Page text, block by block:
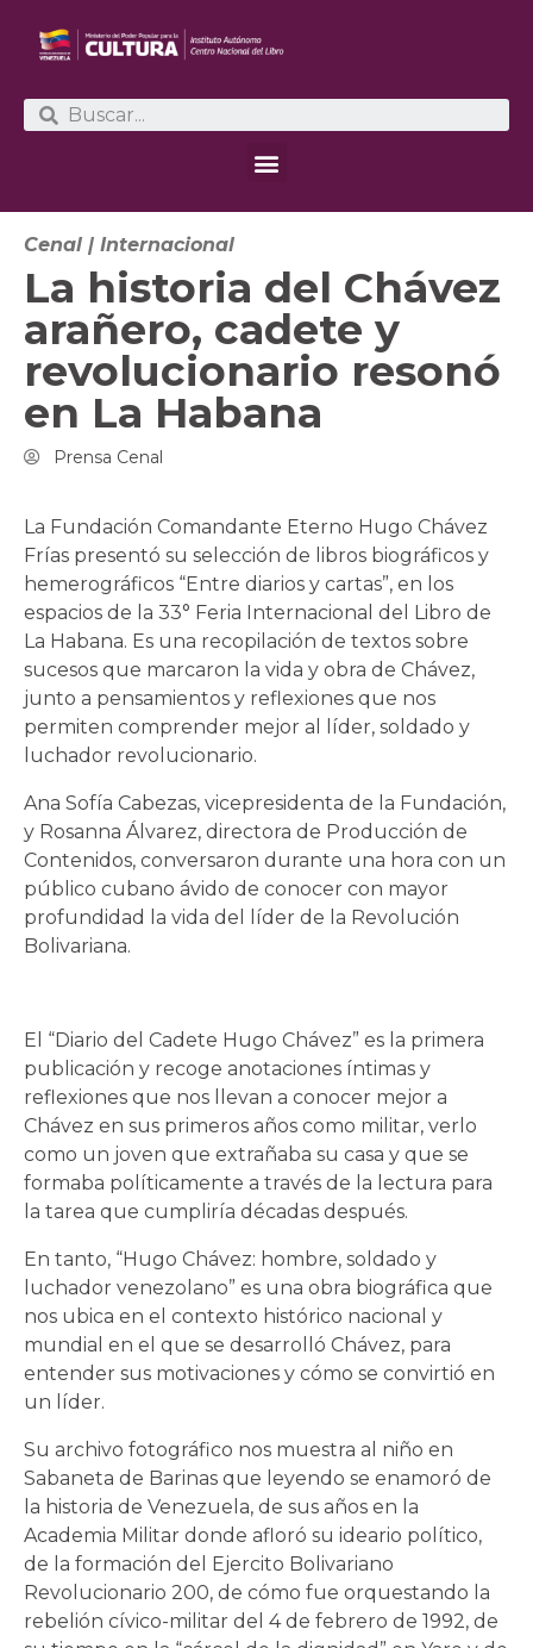
Cenal | Internacional
La historia del Chávez
arañero, cadete y
revolucionario resonó
en La Habana
Prensa Cenal
La Fundación Comandante Eterno Hugo Chávez
Frías presentó su selección de libros biográficos y
hemerográficos “Entre diarios y cartas”, en los
espacios de la 33° Feria Internacional del Libro de
La Habana. Es una recopilación de textos sobre
sucesos que marcaron la vida y obra de Chávez,
junto a pensamientos y reflexiones que nos
permiten comprender mejor al líder, soldado y
luchador revolucionario.
Ana Sofía Cabezas, vicepresidenta de la Fundación,
y Rosanna Álvarez, directora de Producción de
Contenidos, conversaron durante una hora con un
público cubano ávido de conocer con mayor
profundidad la vida del líder de la Revolución
Bolivariana.
El “Diario del Cadete Hugo Chávez” es la primera
publicación y recoge anotaciones íntimas y
reflexiones que nos llevan a conocer mejor a
Chávez en sus primeros años como militar, verlo
como un joven que extrañaba su casa y que se
formaba políticamente a través de la lectura para
la tarea que cumpliría décadas después.
En tanto, “Hugo Chávez: hombre, soldado y
luchador venezolano” es una obra biográfica que
nos ubica en el contexto histórico nacional y
mundial en el que se desarrolló Chávez, para
entender sus motivaciones y cómo se convirtió en
un líder.
Su archivo fotográfico nos muestra al niño en
Sabaneta de Barinas que leyendo se enamoró de
la historia de Venezuela, de sus años en la
Academia Militar donde afloró su ideario político,
de la formación del Ejercito Bolivariano
Revolucionario 200, de cómo fue orquestando la
rebelión cívico-militar del 4 de febrero de 1992, de